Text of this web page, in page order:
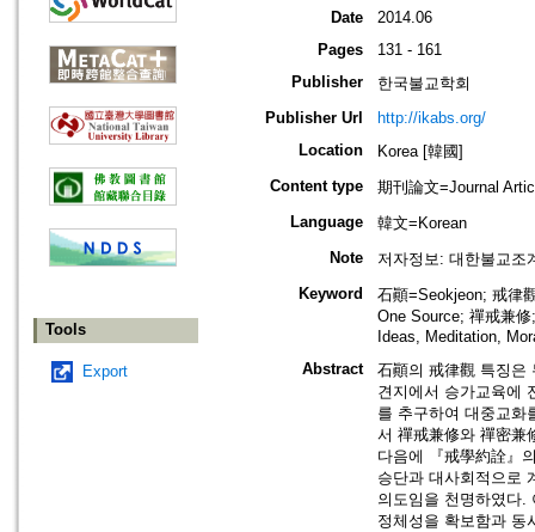
Tools
Export
Date
2014.06
Pages
131 - 161
Publisher
한국불교학회
Publisher Url
http://ikabs.org/
Location
Korea [韓國]
Content type
期刊論文=Journal
Language
韓文=Korean
Note
저자정보: 대한불교조
Keyword
石顚=Seokjeon; 戒律
One Source; 禪戒兼
Ideas, Meditation,
Abstract
石顚의 戒律觀 특징은
견지에서 승가교육에
를 추구하여 대중교화
서 禪戒兼修와 禪密兼
다음에 『戒學約詮』
승단과 대사회적으로
의도임을 천명하였다.
정체성을 확보함과 동